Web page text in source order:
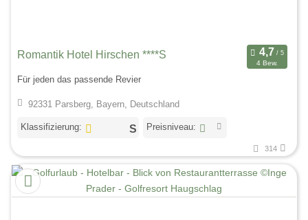
Romantik Hotel Hirschen ****S
4 Bew.
Für jeden das passende Revier
92331 Parsberg, Bayern, Deutschland
Klassifizierung: Preisniveau:
314